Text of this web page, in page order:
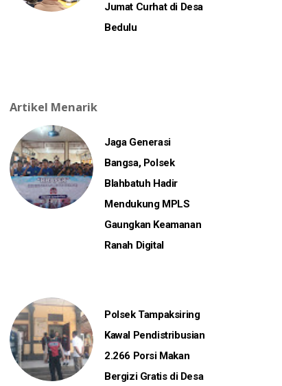
Jumat Curhat di Desa
Bedulu
Artikel Menarik
Jaga Generasi
Bangsa, Polsek
Blahbatuh Hadir
Mendukung MPLS
Gaungkan Keamanan
Ranah Digital
Polsek Tampaksiring
Kawal Pendistribusian
2.266 Porsi Makan
Bergizi Gratis di Desa